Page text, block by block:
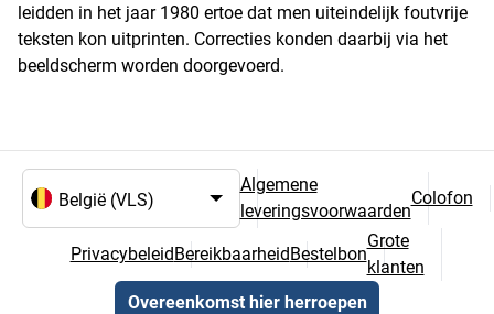
leidden in het jaar 1980 ertoe dat men uiteindelijk foutvrije
teksten kon uitprinten. Correcties konden daarbij via het
beeldscherm worden doorgevoerd.
Algemene
leveringsvoorwaarden
Colofon
PrivacybeleidBereikbaarheidBestelbon
Grote
klanten
Overeenkomst hier herroepen